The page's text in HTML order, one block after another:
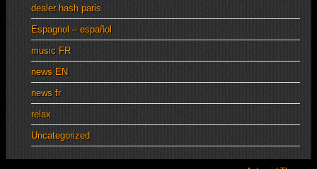
dealer hash paris
Espagnol – español
music FR
news EN
news fr
relax
Uncategorized